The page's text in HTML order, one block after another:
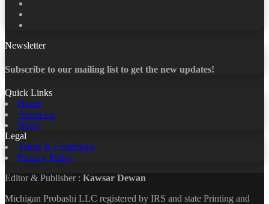
Newsletter
Subscribe to our mailing list to get the new updates!
Quick Links
Home
About Us
News
Legal
Terms & Conditions
Privacy Policy
Editor & Publisher : Kawsar Dewan
Michigan Probashi LLC registered by IRS and state Printing and